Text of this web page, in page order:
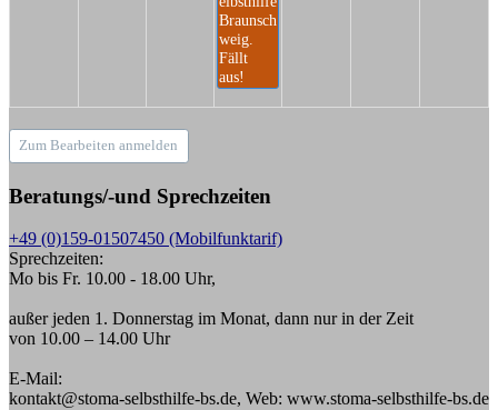
Braunsch
weig.
Fällt
aus!
Zum Bearbeiten anmelden
Beratungs/-und Sprechzeiten
+49 (0)159-01507450 (Mobilfunktarif)
Sprechzeiten:
Mo bis Fr. 10.00 - 18.00 Uhr,
außer jeden 1. Donnerstag im Monat, dann nur in der Zeit
von 10.00 – 14.00 Uhr
E-Mail:
kontakt@stoma-selbsthilfe-bs.de, Web: www.stoma-selbsthilfe-bs.de